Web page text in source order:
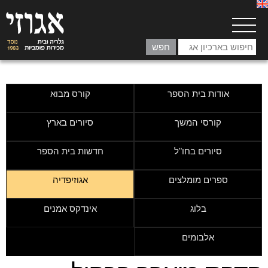
אודות בית הספר קורס מבוא
קורסי המשך סיורים בארץ
סיורים בחו"ל חדשות בית הספר
ספרים מומלצים אגוזיפדיה
בלוג אינדקס אמנים
אלבומים